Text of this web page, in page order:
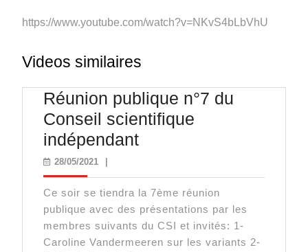
https://www.youtube.com/watch?v=NKvS4bLbVhU
Videos similaires
Réunion publique n°7 du
Conseil scientifique
indépendantRéunion
n°7
du
Conseil
scientifique
28/05/202128/05/2021
Ce soir se tiendra la 7ème réunion
publique avec des présentations par les
membres suivants du CSI et invités: 1-
Caroline Vandermeeren sur les variants 2-